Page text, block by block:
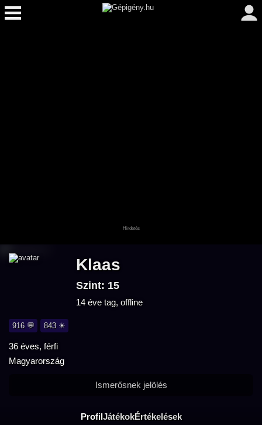
Klaas
Szint: 15
14 éve tag, offline
916 💬 843 ☀
36 éves, férfi
Magyarország
ProfilJátékokÉrtékelések
Ismerősnek jelölés